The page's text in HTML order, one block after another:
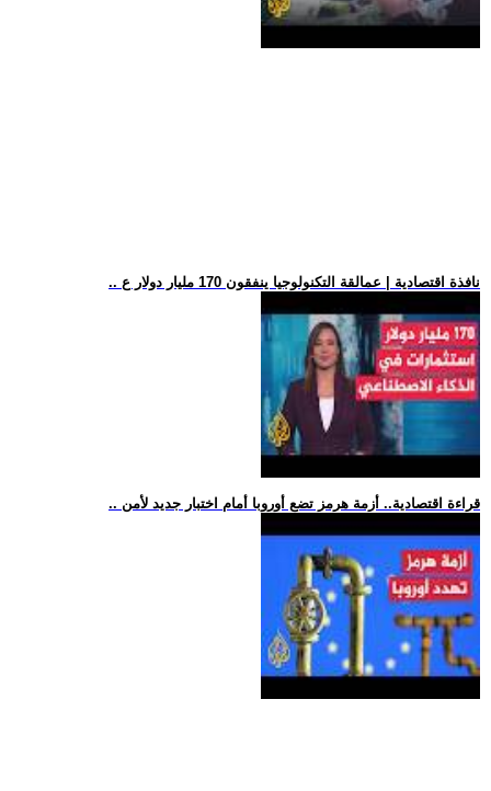
.. نافذة اقتصادية | عمالقة التكنولوجيا ينفقون 170 مليار دولار ع
.. قراءة اقتصادية.. أزمة هرمز تضع أوروبا أمام اختبار جديد لأمن